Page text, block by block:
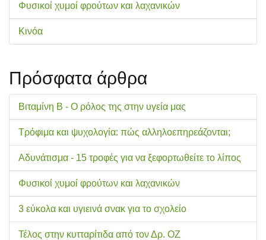
Φυσικοί χυμοί φρούτων και λαχανικών
Κινόα
Πρόσφατα άρθρα
Βιταμίνη Β - Ο ρόλος της στην υγεία μας
Τρόφιμα και ψυχολογία: πώς αλληλοεπηρεάζονται;
Αδυνάτισμα - 15 τροφές για να ξεφορτωθείτε το λίπος
Φυσικοί χυμοί φρούτων και λαχανικών
3 εύκολα και υγιεινά σνακ για το σχολείo
Τέλος στην κυτταρίτιδα από τον Δρ. ΟΖ